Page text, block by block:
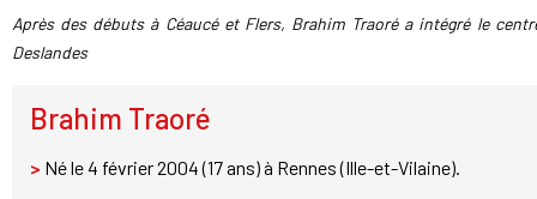
Après des débuts à Céaucé et Flers, Brahim Traoré a intégré le
Deslandes
Brahim Traoré
> Né le 4 février 2004 (17 ans) à Rennes (Ille-et-Vilaine).